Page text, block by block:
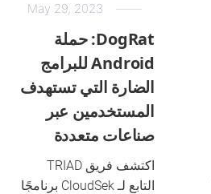
May 29, 2023
DogRat: حملة
Android للبرامج
الضارة التي تستهدف
المستخدمين عبر
صناعات متعددة
اكتشف فريق TRIAD
التابع لـ CloudSek برنامجًا